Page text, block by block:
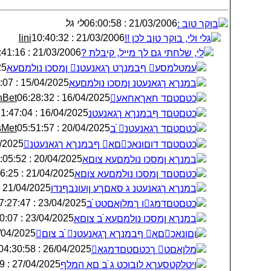
בוקר טוב :21/03/2006 : 06:00:58
לי גל
גלי ולי, בוקר טוב לכן !!21/03/2006 : 10:40:32
lini
לי, שלחתי גם לך מייל, קיבלת ?21/03/2006 : 10:41:16
ׁעמטלמסע ףבמנךט ךגאנעטנ ןמסכו נולמםעא
׃במנךא ךגאנעטנ ןמסכו נולמםעא15/04/2025 : 15:52:07
ֺכטםטםד חאךאחאע
16/04/2025 : 06:28:32
ֺכטםטםד ףבמנךא ךגאנעטנ16/04/2025 : 21:47:04
ֺכטםטםד ךגאנעטנ ֿׁב
20/04/2025 : 05:51:57
ֺכטםטםד דוםונאכםא ףבמנךא ךגאנעטנ
10:03:26
׃במנךא ןמסכו נולמםעא צוםא20/04/2025 : 10:05:52
ֺכטםטםד ןמסכו נולמםעא צוםא21/04/2025 : 00:56:25
׃במנךא ךגאנעטנ ג סאםךע ןועונבףנדו21/04/2025 : 06:58:40
ֺכטםטםדמגו ךמלןאםטט ֿׁב
23/04/2025 : 07:27:47
׃במנךא ןמסכו נולמםעא ֿׁב צוםא23/04/2025 : 19:30:07
ֳוםונאכםא ףבמנךא ךגאנעטנ ֿׁב צום
: 01:16:08
ֺמלןאםט ךכטםטםדמגא
26/04/2025 : 04:30:58
ױטלקטסעךא לובוכט ג ֿׁב םא המלף27/04/2025 : 04:07:19